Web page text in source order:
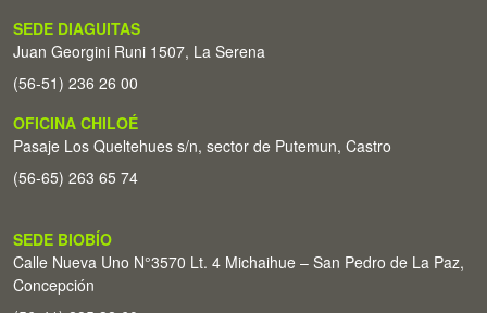
SEDE DIAGUITAS
Juan Georgini Runi 1507, La Serena
(56-51) 236 26 00
OFICINA CHILOÉ
Pasaje Los Queltehues s/n, sector de Putemun, Castro
(56-65) 263 65 74
SEDE BIOBÍO
Calle Nueva Uno N°3570 Lt. 4 Michaihue – San Pedro de La Paz,
Concepción